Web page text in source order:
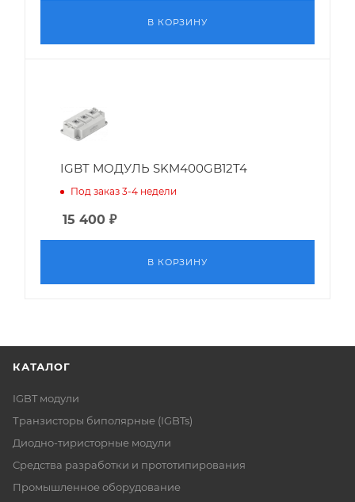
В КОРЗИНУ
IGBT МОДУЛЬ SKM400GB12T4
Под заказ 3-4 недели
15 400 ₽
В КОРЗИНУ
КАТАЛОГ
IGBT модули
Транзисторы биполярные (IGBTs)
Диодно-тиристорные модули
Средства разработки и прототипирования
Промышленное оборудование